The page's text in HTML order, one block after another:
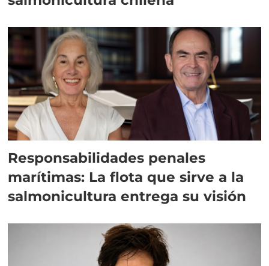
Responsabilidades penales
marítimas: La flota que sirve a la
salmonicultura entrega su visión